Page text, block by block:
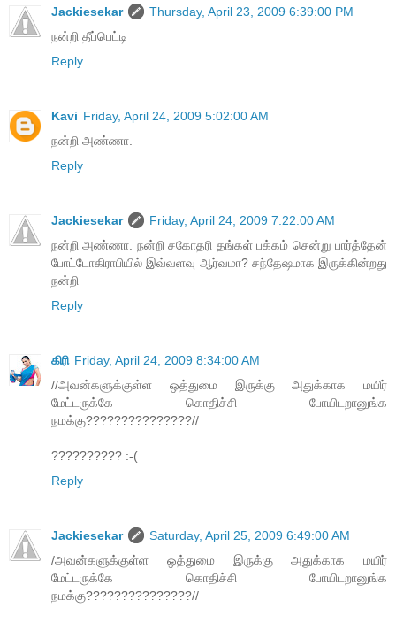
Jackiesekar
Thursday, April 23, 2009 6:39:00 PM
நன்றி தீப்பெட்டி
Reply
Kavi Friday, April 24, 2009 5:02:00 AM
நன்றி அண்ணா.
Reply
Jackiesekar
Friday, April 24, 2009 7:22:00 AM
நன்றி அண்ணா. நன்றி சகோதரி தங்கள் பக்கம் சென்று பார்த்தேன்
போட்டோகிராபியில் இவ்வளவு ஆர்வமா? சந்தேஷமாக இருக்கின்றது
நன்றி
Reply
கிரி Friday, April 24, 2009 8:34:00 AM
//அவன்களுக்குள்ள ஒத்துமை இருக்கு அதுக்காக மயிர்
மேட்டருக்கே கொதிச்சி போயிடறானுங்க
நமக்கு???????????????//
?????????? :-(
Reply
Jackiesekar
Saturday, April 25, 2009 6:49:00 AM
/அவன்களுக்குள்ள ஒத்துமை இருக்கு அதுக்காக மயிர்
மேட்டருக்கே கொதிச்சி போயிடறானுங்க
நமக்கு???????????????//